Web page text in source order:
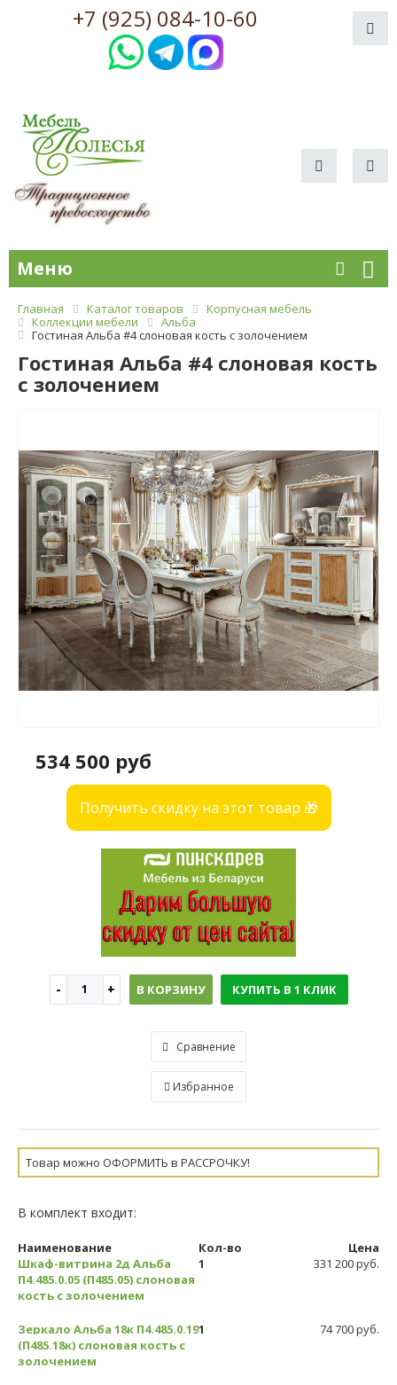
+7 (925) 084-10-60
Меню
Главная Каталог товаров
Корпусная мебель
Коллекции мебели
Альба
Гостиная Альба #4 слоновая кость с золочением
Гостиная Альба #4 слоновая кость
с золочением
534 500 руб
Получить скидку на этот товар 🎁
В КОРЗИНУ КУПИТЬ В 1 КЛИК
Сравнение
Избранное
Товар можно ОФОРМИТЬ в РАССРОЧКУ!
В комплект входит:
Наименование Кол-во
Цена
Шкаф-витрина 2д Альба
П4.485.0.05 (П485.05) слоновая
кость с золочением
1 331 200 руб.
Зеркало Альба 18к П4.485.0.19
(П485.18к) слоновая кость с
золочением
1 74 700 руб.